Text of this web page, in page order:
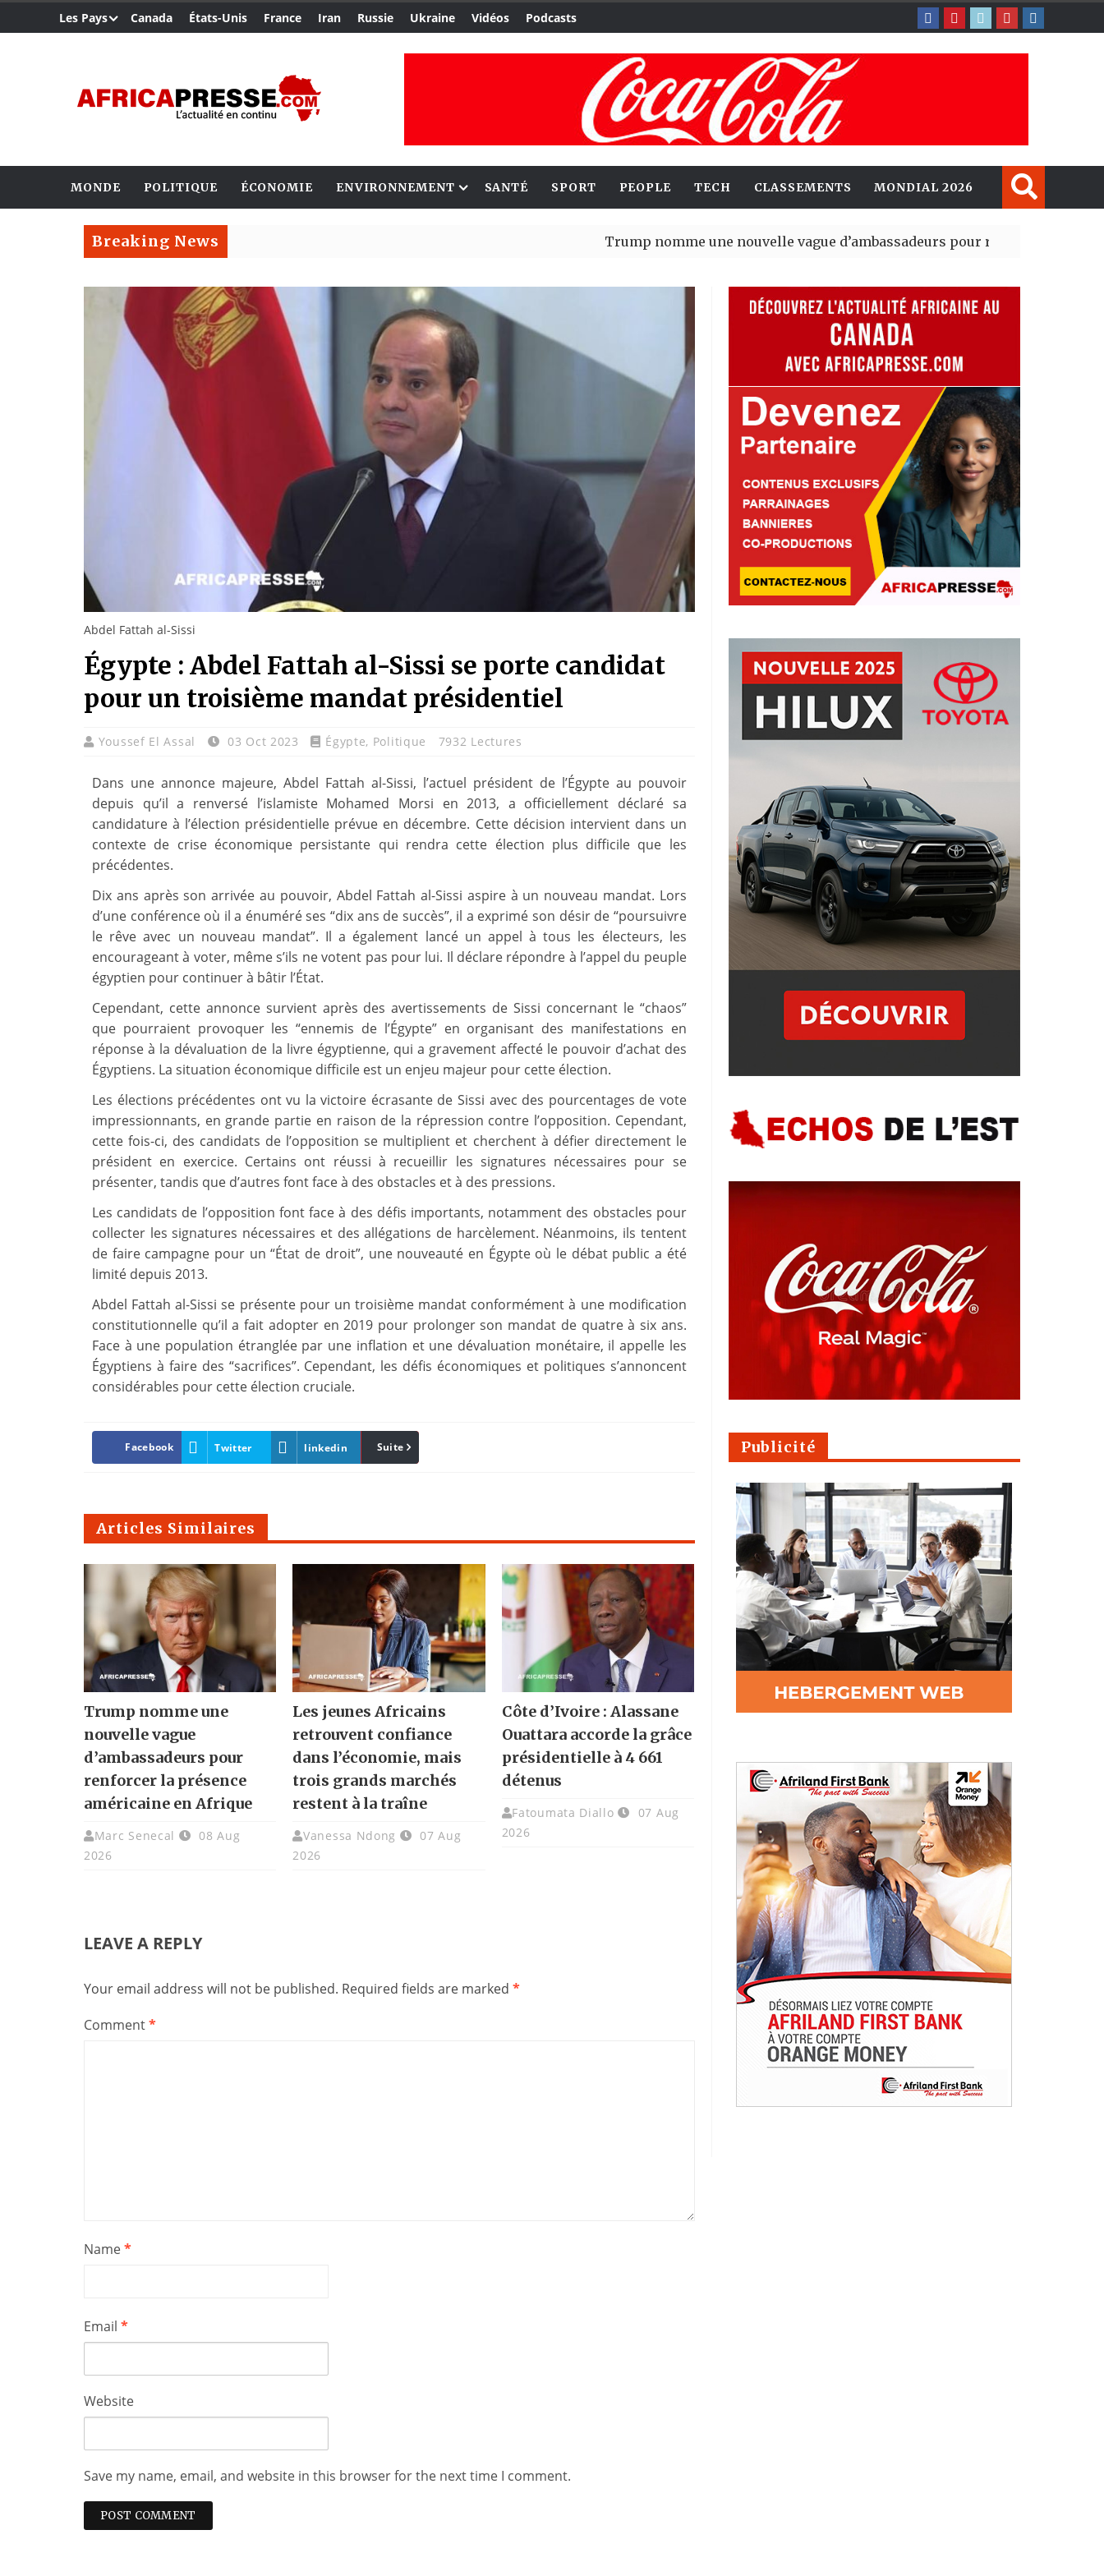
Les Pays Canada États-Unis France Iran Russie Ukraine Vidéos Podcasts
MONDE POLITIQUE ÉCONOMIE ENVIRONNEMENT SANTÉ SPORT PEOPLE TECH CLASSEMENTS MONDIAL 2026
Breaking News Trump nomme une nouvelle vague d’ambassadeurs pour renforcer la présence
Abdel Fattah al-Sissi
Égypte : Abdel Fattah al-Sissi se porte candidat
pour un troisième mandat présidentiel
Youssef El Assal 03 Oct 2023 Égypte, Politique 7932 Lectures
Dans une annonce majeure, Abdel Fattah al-Sissi, l’actuel président de l’Égypte au pouvoir
depuis qu’il a renversé l’islamiste Mohamed Morsi en 2013, a officiellement déclaré sa
candidature à l’élection présidentielle prévue en décembre. Cette décision intervient dans un
contexte de crise économique persistante qui rendra cette élection plus difficile que les
précédentes.
Dix ans après son arrivée au pouvoir, Abdel Fattah al-Sissi aspire à un nouveau mandat. Lors
d’une conférence où il a énuméré ses “dix ans de succès”, il a exprimé son désir de “poursuivre
le rêve avec un nouveau mandat”. Il a également lancé un appel à tous les électeurs, les
encourageant à voter, même s’ils ne votent pas pour lui. Il déclare répondre à l’appel du peuple
égyptien pour continuer à bâtir l’État.
Cependant, cette annonce survient après des avertissements de Sissi concernant le “chaos”
que pourraient provoquer les “ennemis de l’Égypte” en organisant des manifestations en
réponse à la dévaluation de la livre égyptienne, qui a gravement affecté le pouvoir d’achat des
Égyptiens. La situation économique difficile est un enjeu majeur pour cette élection.
Les élections précédentes ont vu la victoire écrasante de Sissi avec des pourcentages de vote
impressionnants, en grande partie en raison de la répression contre l’opposition. Cependant,
cette fois-ci, des candidats de l’opposition se multiplient et cherchent à défier directement le
président en exercice. Certains ont réussi à recueillir les signatures nécessaires pour se
présenter, tandis que d’autres font face à des obstacles et à des pressions.
Les candidats de l’opposition font face à des défis importants, notamment des obstacles pour
collecter les signatures nécessaires et des allégations de harcèlement. Néanmoins, ils tentent
de faire campagne pour un “État de droit”, une nouveauté en Égypte où le débat public a été
limité depuis 2013.
Abdel Fattah al-Sissi se présente pour un troisième mandat conformément à une modification
constitutionnelle qu’il a fait adopter en 2019 pour prolonger son mandat de quatre à six ans.
Face à une population étranglée par une inflation et une dévaluation monétaire, il appelle les
Égyptiens à faire des “sacrifices”. Cependant, les défis économiques et politiques s’annoncent
considérables pour cette élection cruciale.
Facebook Twitter linkedin Pinterest
Suite
Articles Similaires
Trump nomme une
nouvelle vague
d’ambassadeurs pour
renforcer la présence
américaine en Afrique
Marc Senecal
08 Aug
2026
Les jeunes Africains
retrouvent confiance
dans l’économie, mais
trois grands marchés
restent à la traîne
Vanessa Ndong
07 Aug
2026
Côte d’Ivoire : Alassane
Ouattara accorde la grâce
présidentielle à 4 661
détenus
Fatoumata Diallo
07 Aug
2026
LEAVE A REPLY
Your email address will not be published. Required fields are marked *
Comment*
Name*
Email *
Website
Save my name, email, and website in this browser for the next time I comment.
Publicité